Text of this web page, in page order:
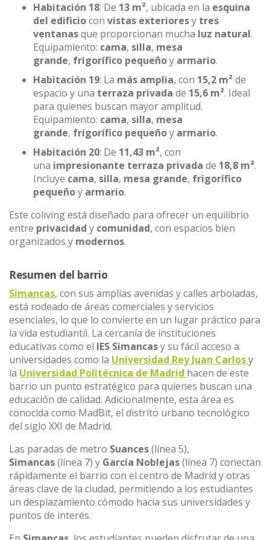
Habitación 18: De 13 m², ubicada en la esquina
del edificiocon vistas exterioresy tres
ventanasque proporcionan mucha luz natural.
Equipamiento: cama, silla, mesa
grande, frigorífico pequeñoy armario.
Habitación 19: La más amplia, con 15,2 m²de
espacio y una terraza privada de 15,6 m². Ideal
para quienes buscan mayor amplitud.
Equipamiento: cama, silla, mesa
grande, frigorífico pequeñoy armario.
Habitación 20: De 11,43 m², con
una impresionante terraza privada de 18,8 m².
Incluye cama, silla, mesa grande, frigorífico
pequeñoy armario.
Este coliving está diseñado para ofrecer un equilibrio
entre privacidad y comunidad, con espacios bien
organizados y modernos.
Resumen del barrio
Simancas, con sus amplias avenidas y calles arboladas,
está rodeado de áreas comerciales y servicios
esenciales, lo que lo convierte en un lugar práctico para
la vida estudiantil. La cercanía de instituciones
educativas como el IES Simancasy su fácil acceso a
universidades como la Universidad Rey Juan Carlosy
la Universidad Politécnica de Madrid hacen de este
barrio un punto estratégico para quienes buscan una
educación de calidad. Adicionalmente, esta área es
conocida como MadBit, el distrito urbano tecnológico
del siglo XXI de Madrid.
Las paradas de metro Suances(línea 5),
Simancas(línea 7) y García Noblejas(línea 7) conectan
rápidamente el barrio con el centro de Madrid y otras
áreas clave de la ciudad, permitiendo a los estudiantes
un desplazamiento cómodo hacia sus universidades y
puntos de interés.